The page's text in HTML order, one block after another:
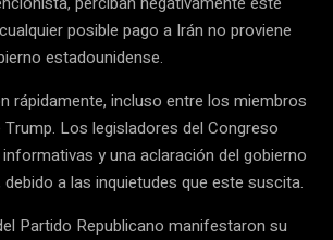
posible pago a Irán no proviene
estadounidense.
rápidamente, incluso entre los miembros
Los legisladores del Congreso
y una aclaración del gobierno
a las inquietudes que este suscita.
Partido Republicano manifestaron su